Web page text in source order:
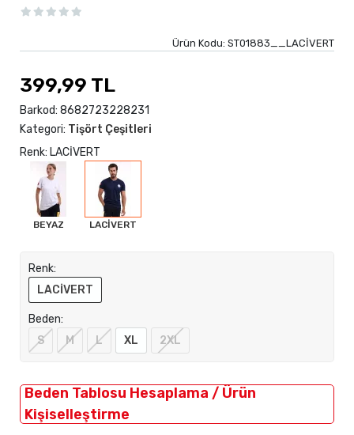
Ürün Kodu: ST01883__LACİVERT
399,99 TL
Barkod: 8682723228231
Kategori: Tişört Çeşitleri
Renk: LACİVERT
BEYAZ LACİVERT
Renk:
LACİVERT
Beden:
S
M L XL 2XL
Beden Tablosu Hesaplama / Ürün
Kişiselleştirme